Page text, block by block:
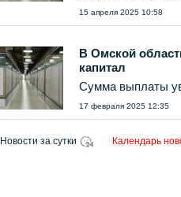
15 апреля 2025 10:58
В Омской
капитал
Сумма выплаты
17 февраля 2025 12:35
Новости за сутки Календарь